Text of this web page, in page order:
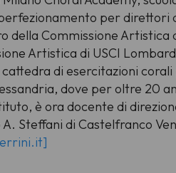
per direttori
della Commissione Artistica
Artistica di USCI
di esercitazioni corali
dove per oltre 20
è ora docente di
Steffani di Castelfranco